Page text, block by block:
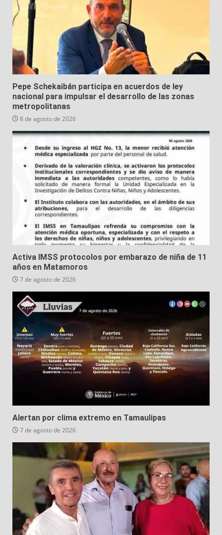
Pepe Schekaibán participa en acuerdos de ley
nacional para impulsar el desarrollo de las zonas
metropolitanas
8 de agosto de 2026
Activa IMSS protocolos por embarazo de niña de 11
años en Matamoros
7 de agosto de 2026
Alertan por clima extremo en Tamaulipas
7 de agosto de 2026